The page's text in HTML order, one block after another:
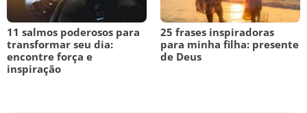
11 salmos poderosos para
transformar seu dia:
encontre força e
inspiração
25 frases inspiradoras
para minha filha: presente
de Deus